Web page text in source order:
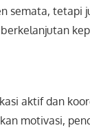
semata, tetapi
aktif dan
motivasi,